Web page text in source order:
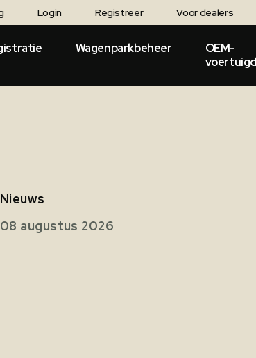
Login Registreer Voor dealers
Wagenparkbeheer
OEM-
Nieuws
08 augustus 2026